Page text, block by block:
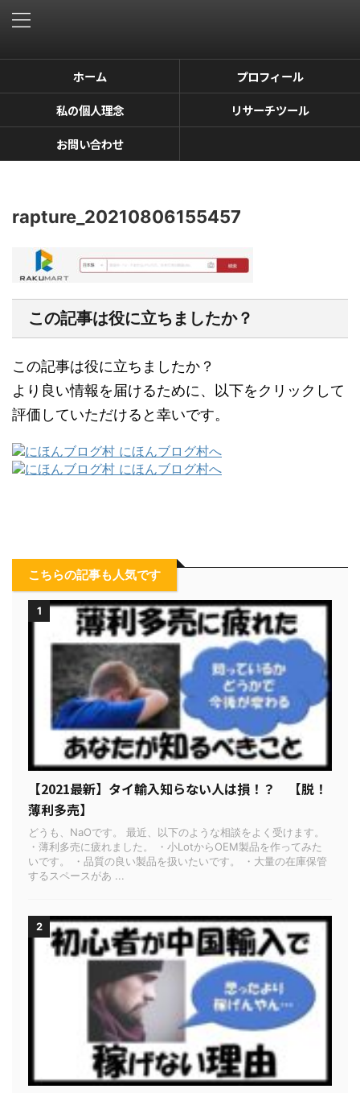
ホーム
プロフィール
私の個人理念
リサーチツール
お問い合わせ
rapture_20210806155457
この記事は役に立ちましたか？
この記事は役に立ちましたか？
より良い情報を届けるために、以下をクリックして
評価していただけると幸いです。
こちらの記事も人気です
1
【2021最新】タイ輸入知らない人は損！？ 【脱！
薄利多売】
どうも、NaOです。 最近、以下のような相談をよく受けます。
・薄利多売に疲れました。 ・小LotからOEM製品を作ってみた
いです。 ・品質の良い製品を扱いたいです。 ・大量の在庫保管
するスペースがあ ...
2